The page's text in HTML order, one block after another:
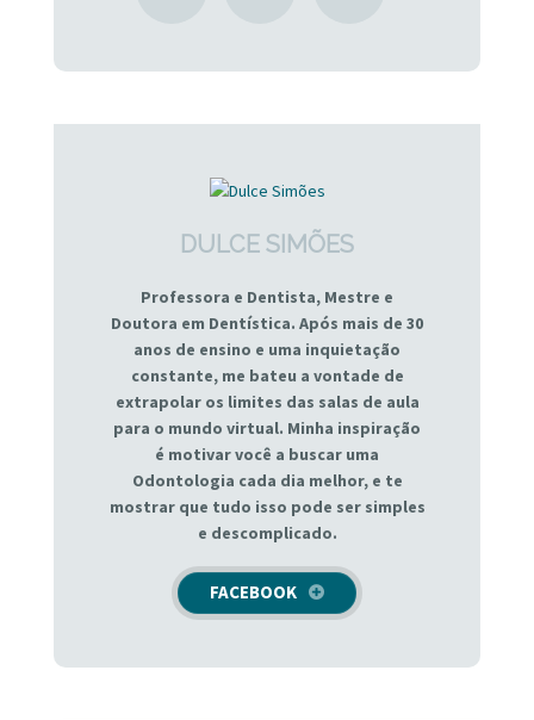
DULCE SIMÕES
Professora e Dentista, Mestre e
Doutora em Dentística. Após mais de 30
anos de ensino e uma inquietação
constante, me bateu a vontade de
extrapolar os limites das salas de aula
para o mundo virtual. Minha inspiração
é motivar você a buscar uma
Odontologia cada dia melhor, e te
mostrar que tudo isso pode ser simples
e descomplicado.
FACEBOOK